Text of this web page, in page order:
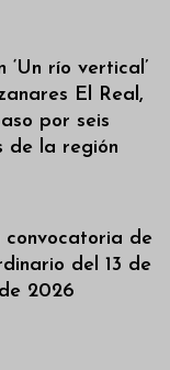
‘Un río vertical’
El Real,
por seis
de la región
convocatoria de
del 13 de
2026